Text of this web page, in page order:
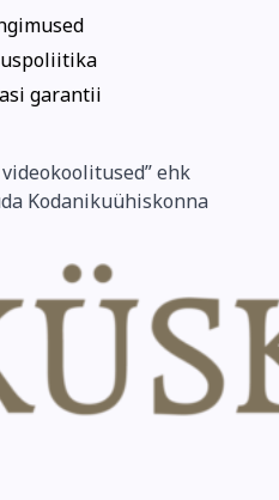
garantii
ehk
Kodanikuühiskonna